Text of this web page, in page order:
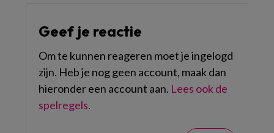
Geef je reactie
Om te kunnen reageren moet je ingelogd
zijn. Heb je nog geen account, maak dan
hieronder een account aan. Lees ook de
spelregels.